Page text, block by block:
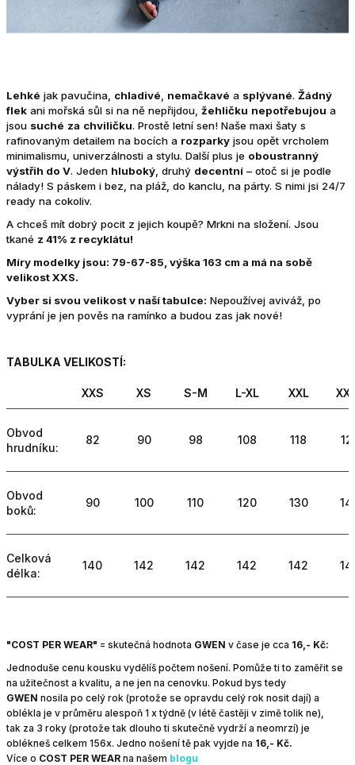
Lehké jak pavučina, chladivé nemačkavé a splývané. Žádný
flek ani mořská sůl si na ně nepřijdou, žehličku nepotřebujou a
jsou suché za chviličku. Prostě letní sen! Naše maxi šaty s
rafinovaným detailem na bocích a rozparky jsou opět vrcholem
minimalismu, univerzálnosti a stylu. Další plus je oboustranný
výstřih do V. Jeden hluboký , druhý decentní – otoč si je podle
nálady! S páskem i bez, na pláž, do kanclu, na párty. S nimi jsi 24/7
ready na cokoliv.
A chceš mít dobrý pocit z jejich koupě? Mrkni na složení. Jsou
tkané z 41% z recyklátu!
Míry modelky jsou: 79-67-85, výška 163 cm a má na sobě
velikost XXS.
Vyber si svou velikost v naší tabulce: Nepoužívej aviváž, po
vyprání je jen pověs na ramínko a budou zas jak nové!
TABULKA VELIKOSTÍ:
XXS XS S-M L-XL XXL
Obvod
hrudníku:
82 90 98 108 118
Obvod
boků:
90 100 110 120 130
Celková
délka:
140 142 142 142 142
"COST PER WEAR" = skutečná hodnota GWEN v čase je cca 16,- Kč:
Jednoduše cenu kousku vydělíš počtem nošení. Pomůže ti to zaměřit se
na užitečnost a kvalitu, a ne jen na cenovku. Pokud bys tedy
GWEN nosila po celý rok (protože se opravdu celý rok nosit dají) a
oblékla je v průměru alespoň 1 x týdně (v létě častěji v zimě tolik ne),
tak za 3 roky (protože tak dlouho ti skutečně vydrží a neomrzí) je
oblékneš celkem 156x. Jedno nošení tě pak vyjde na 16,- Kč.
Více o COST PER WEAR na našem blogu